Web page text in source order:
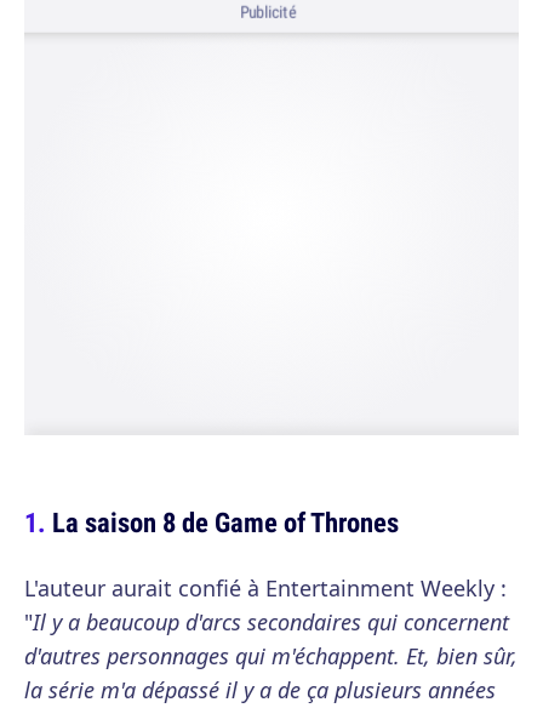
Publicité
La saison 8 de Game of Thrones
L'auteur aurait confié à Entertainment Weekly :
"Il y a beaucoup d'arcs secondaires qui concernent
d'autres personnages qui m'échappent. Et, bien sûr,
la série m'a dépassé il y a de ça plusieurs années